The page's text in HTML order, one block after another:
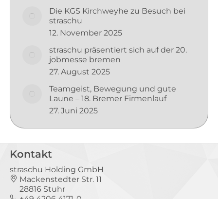
Die KGS Kirchweyhe zu Besuch bei
straschu
12. November 2025
straschu präsentiert sich auf der 20.
jobmesse bremen
27. August 2025
Teamgeist, Bewegung und gute
Laune – 18. Bremer Firmenlauf
27. Juni 2025
Kontakt
straschu Holding GmbH
Mackenstedter Str. 11
28816 Stuhr